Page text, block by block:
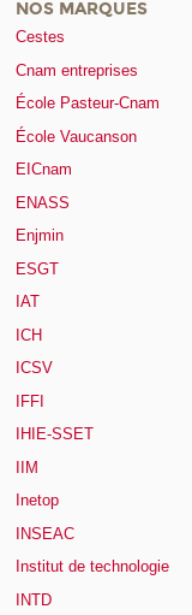
NOS MARQUES
Cestes
Cnam entreprises
École Pasteur-Cnam
École Vaucanson
EICnam
ENASS
Enjmin
ESGT
IAT
ICH
ICSV
IFFI
IHIE-SSET
IIM
Inetop
INSEAC
Institut de technologie
INTD